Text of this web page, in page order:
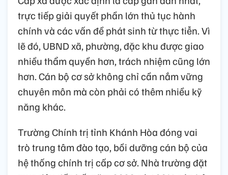
trực tiếp giải quyết phần lớn thủ tục hành
chính và các vấn đề phát sinh từ thực tiễn. Vì
lẽ đó, UBND xã, phường, đặc khu được giao
nhiều thẩm quyền hơn, trách nhiệm cũng lớn
hơn. Cán bộ cơ sở không chỉ cần nắm vững
chuyên môn mà còn phải có thêm nhiều kỹ
năng khác.
Trường Chính trị tỉnh Khánh Hòa đóng vai
trò trung tâm đào tạo, bồi dưỡng cán bộ của
hệ thống chính trị cấp cơ sở. Nhà trường đặt